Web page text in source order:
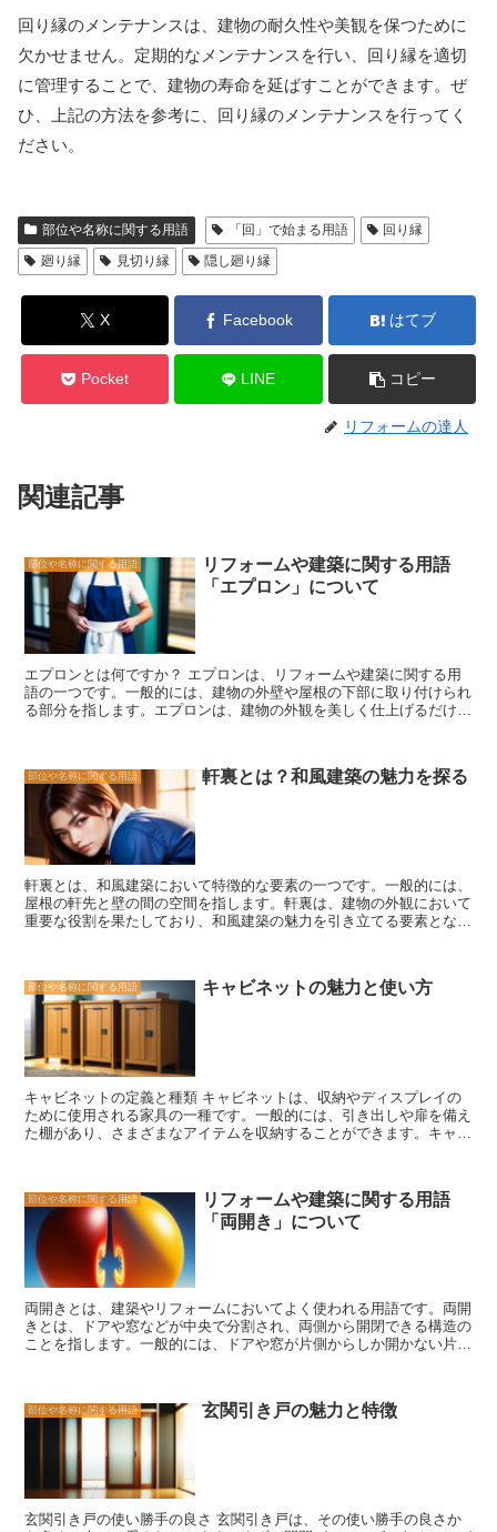
回り縁のメンテナンスは、建物の耐久性や美観を保つために
欠かせません。定期的なメンテナンスを行い、回り縁を適切
に管理することで、建物の寿命を延ばすことができます。ぜ
ひ、上記の方法を参考に、回り縁のメンテナンスを行ってく
ださい。
部位や名称に関する用語 「回」で始まる用語
回り縁
廻り縁
見切り縁 隠し廻り縁
X Facebook はてブ
Pocket LINE コピー
リフォームの達人
関連記事
部位や名称に関する用語
リフォームや建築に関する用語
「エプロン」について
エプロンとは何ですか？ エプロンは、リフォームや建築に関する用
語の一つです。一般的には、建物の外壁や屋根の下部に取り付けられ
る部分を指します。エプロンは、建物の外観を美しく仕上げるだけで
目や耐久性が異なるため、使用する場所や目的に合わせて選ぶことが
重要です。 エプロンの主な役割は、建物の基礎部分を保護すること
です。特に、地面からの水や湿気、雨水の侵入を防ぐ役割がありま
す。また、エプロンは建物の外壁や屋根の下部を覆うことで、風や雨
の影響を軽減し、建物の耐久性を高める役割も果たしています。 さ
らに、エプロンは建物の外観を美しく仕上げるための要素でもありま
す。エプロンのデザインや素材を選ぶことで、建物のスタイルや雰囲
気を演出することができます。特に、木材を使用したエプロンは、温
かみのある風合いを与えることができます。 エプロンは、建物のリ
ことで、建物の保護や美観を維持することができます。 エプロン
は、建物の外観や耐久性を向上させる重要な要素です。建物のリフォ
ームや新築時には、エプロンの選択に十分な注意を払い、建物の保護
と美観を両立させることが大切です。
部位や名称に関する用語 軒裏とは？和風建築の魅力を探る
軒裏とは、和風建築において特徴的な要素の一つです。一般的には、
屋根の軒先と壁の間の空間を指します。軒裏は、建物の外観において
重要な役割を果たしており、和風建築の魅力を引き立てる要素となっ
す。また、軒裏は、雨水や風の侵入を防ぐ役割も担っています。和風
建築では、軒裏を通じて自然の恵みを受けることができるため、快適
な居住空間を実現することができます。 軒裏の魅力は、その美しさ
と機能性にあります。和風建築の特徴である曲線や彫刻が施された軒
裏は、建物に優雅さと風格を与えます。また、軒裏の空間は、季節の
変化や自然の風景を楽しむことができる場所でもあります。春の桜や
秋の紅葉など、日本の美しい風景を軒裏から眺めることができるので
す。 さらに、軒裏は、和風建築の伝統的な技術や知恵が詰まった場
所でもあります。軒裏の構造や装飾は、職人の技術と美意識が反映さ
れています。和風建築の魅力を引き立てるためには、軒裏のデザイン
い曲線や彫刻、そして自然の風景を楽しむことができる空間は、和風
建築の魅力を存分に引き出してくれます。和風建築に興味がある方
は、ぜひ軒裏の魅力に注目してみてください。
部位や名称に関する用語 キャビネットの魅力と使い方
キャビネットの定義と種類 キャビネットは、収納やディスプレイの
ために使用される家具の一種です。一般的には、引き出しや扉を備え
た棚があり、さまざまなアイテムを収納することができます。キャビ
類、食器、書類など、さまざまなアイテムを整理するために使用され
ます。収納用キャビネットには、引き出しや棚があり、アイテムを整
理するのに便利です。 また、ディスプレイ用のキャビネットも人気
があります。これは、飾り物やコレクションアイテムを展示するため
に使用されます。ガラスの扉や棚があり、アイテムを美しく見せるこ
とができます。ディスプレイ用キャビネットは、リビングルームやダ
イニングルームで特によく見られます。 さらに、キャビネットには
特定の用途に特化したものもあります。例えば、ワインキャビネット
は、ワインボトルを保管するために特別に設計されています。ワイン
さまざまな種類があり、さまざまな用途に使用することができます。
部屋のインテリアに合わせて選ぶことで、より美しい空間を作り出す
ことができます。キャビネットの魅力と使い方を知ることで、自宅の
収納やディスプレイをより効果的に行うことができます。
部位や名称に関する用語
リフォームや建築に関する用語
「両開き」について
両開きとは、建築やリフォームにおいてよく使われる用語です。両開
きとは、ドアや窓などが中央で分割され、両側から開閉できる構造の
ことを指します。一般的には、ドアや窓が片側からしか開かない片開
開きのドアや窓を開けることで、室内に新鮮な空気を取り入れること
ができます。また、両開きの窓を開けることで、室内に自然光を取り
入れることができます。これにより、室内の明るさや快適さを向上さ
せることができます。 さらに、両開きのドアや窓は、出入りや荷物
の運搬などの面でも便利です。片開きのドアや窓では、幅の狭い開口
部からしか出入りできませんが、両開きの場合は、両側から出入りす
ることができます。また、大きな荷物を運ぶ際にも、両開きのドアや
窓を利用することで、よりスムーズに移動させることができます。
部位や名称に関する用語 玄関引き戸の魅力と特徴
玄関引き戸の使い勝手の良さ 玄関引き戸は、その使い勝手の良さか